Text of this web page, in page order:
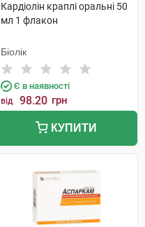
Кардіолін краплі оральні 50
мл 1 флакон
Біолік
Є в наявності
від 98.20 грн
КУПИТИ